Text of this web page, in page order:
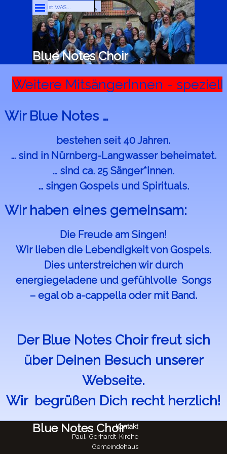
Direkt zum Seiteninhalt
Menü überspringen
Blue Notes Choir
Weitere MitsängerInnen -
Wir Blue Notes …
bestehen seit 40 Jahren.
… sind in Nürnberg-Langwasser beheimatet.
… sind ca. 25 Sänger*innen.
… singen Gospels und Spirituals.
Wir haben eines gemeinsam:
Die Freude am Singen!
Wir lieben die Lebendigkeit von Gospels.
Dies unterstreichen wir durch
energiegeladene und gefühlvolle Songs
– egal ob a-cappella oder mit Band.
Der Blue Notes Choir freut sich
über Deinen Besuch unserer
Webseite.
Wir begrüßen Dich recht herzlich!
Kontakt
Paul-Gerhardt-Kirche
Gemeindehaus
Blue Notes Choir